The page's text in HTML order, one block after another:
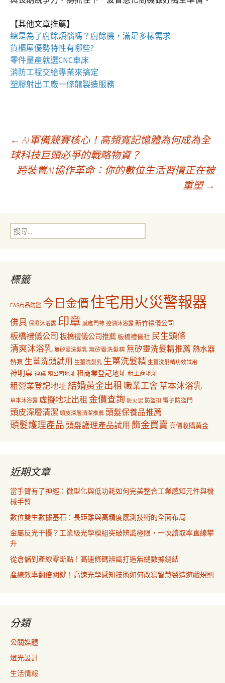
【其他文章推薦】
總是為了廚餘煩惱嗎？ 廚餘機 ，滿足多樣需求
貨櫃屋優勢特性有哪些?
零件量產就選CNC車床
消防工程交給專業來搞定
塑膠射出工廠一條龍製造服務
文
章
覽
← AI軍備競賽核心！高頻寬記憶體為何成為全
球科技巨頭必爭的戰略物資？
跨裝置AI協作革命：你的數位生活習慣正在被
重塑 →
搜
尋
標籤
EAS商品防盜 今日金價住宅用火災警報器
佛具 保濕沐浴露 印章 感應門神 控油沐浴露 新竹禮儀公司
板橋禮儀公司 板橋禮儀公司推薦板橋禮儀社 民生頭條
清爽沐浴乳 無矽靈洗髮乳 無矽靈洗髮精 無矽靈洗髮精推薦 熱水器
熱泵 生薑洗頭試用 生薑洗髮乳 生薑洗髮精 生薑洗髮精功效試用
神明桌 神桌 租公司地址 租商業登記地址 租工商地址
租營業登記地址結婚黃金出租職業工會草本沐浴乳
草本沐浴露 虛擬地址出租 金價查詢 防火泥 防盜扣 電子防盜門
頭皮深層清潔 頭皮深層清潔推薦 頭髮保養品推薦
頭髮護理產品 頭髮護理產品試用 飾金買賣 高價收購黃金
近期文章
當手臂有了神經：微型化與低功耗如何完美整合工業感知元件與機
械手臂
數位雙生數據基石：長距離與高精度感測技術的全面布局
金屬反光干擾？工業級光學模組突破辨識極限，一次讀取率直線攀
升
從倉儲到產線零斷點！高速條碼辨識打造無縫數據鏈結
產線效率翻倍關鍵！高速光學感知技術如何改寫智慧製造遊戲規則
分類
公關媒體
燈光設計
生活情報